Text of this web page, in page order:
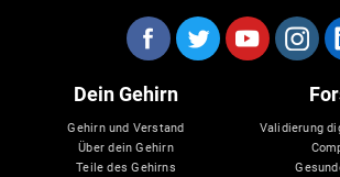
Dein Gehirn
Gehirn und Verstand
Über dein Gehirn
Teile des Gehirns
Validierung